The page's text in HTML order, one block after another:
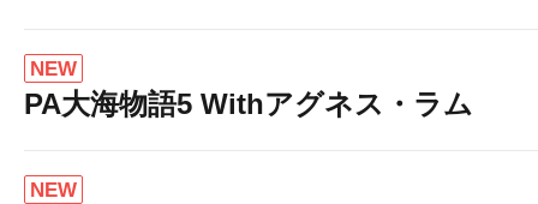
NEW
PA大海物語5 Withアグネス・ラム
NEW